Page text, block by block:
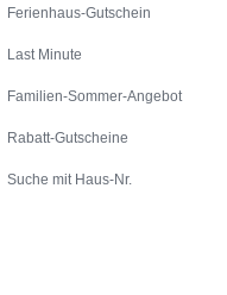
Ferienhaus-Gutschein
Last Minute
Familien-Sommer-Angebot
Rabatt-Gutscheine
Suche mit Haus-Nr.